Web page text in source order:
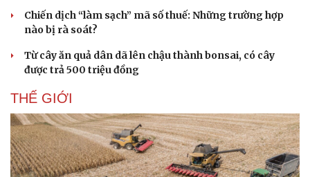
Doanh nghiệp Công nghệ
Chiến dịch “làm sạch” mã số thuế: Những trường hợp
nào bị rà soát?
Từ cây ăn quả dân dã lên chậu thành bonsai, có cây
được trả 500 triệu đồng
THẾ GIỚI